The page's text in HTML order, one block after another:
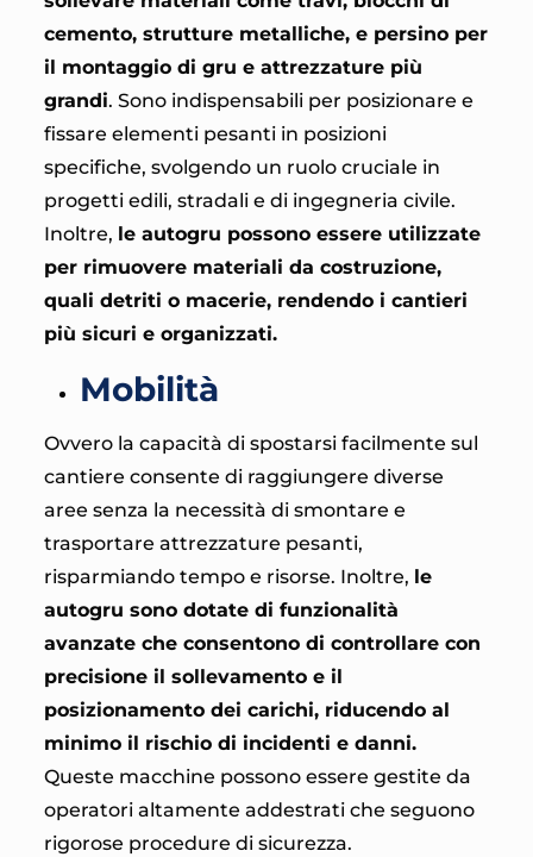
cemento, strutture metalliche, e persino per
il montaggio di gru e attrezzature più
grandi. Sono indispensabili per posizionare e
fissare elementi pesanti in posizioni
specifiche, svolgendo un ruolo cruciale in
progetti edili, stradali e di ingegneria civile.
Inoltre, le autogru possono essere utilizzate
per rimuovere materiali da costruzione,
quali detriti o macerie, rendendo i cantieri
più sicuri e organizzati.
Mobilità
Ovvero la capacità di spostarsi facilmente sul
cantiere consente di raggiungere diverse
aree senza la necessità di smontare e
trasportare attrezzature pesanti,
risparmiando tempo e risorse. Inoltre, le
autogru sono dotate di funzionalità
avanzate che consentono di controllare con
precisione il sollevamento e il
posizionamento dei carichi, riducendo al
minimo il rischio di incidenti e danni.
Queste macchine possono essere gestite da
operatori altamente addestrati che seguono
rigorose procedure di sicurezza.